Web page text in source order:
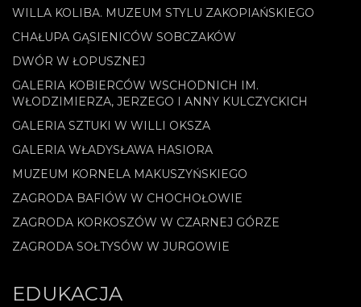
WILLA KOLIBA. MUZEUM STYLU ZAKOPIAŃSKIEGO
CHAŁUPA GĄSIENICÓW SOBCZAKÓW
DWÓR W ŁOPUSZNEJ
GALERIA KOBIERCÓW WSCHODNICH IM.
WŁODZIMIERZA, JERZEGO I ANNY KULCZYCKICH
GALERIA SZTUKI W WILLI OKSZA
GALERIA WŁADYSŁAWA HASIORA
MUZEUM KORNELA MAKUSZYŃSKIEGO
ZAGRODA BAFIÓW W CHOCHOŁOWIE
ZAGRODA KORKOSZÓW W CZARNEJ GÓRZE
ZAGRODA SOŁTYSÓW W JURGOWIE
EDUKACJA